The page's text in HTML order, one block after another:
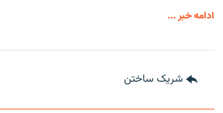
ادامه خبر ...
شریک ساختن